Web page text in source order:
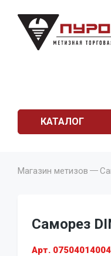
КАТАЛОГ
Магазин метизов
Саморез
Арт.